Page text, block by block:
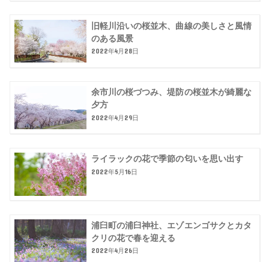
旧軽川沿いの桜並木、曲線の美しさと風情
のある風景
2022年4月28日
余市川の桜づつみ、堤防の桜並木が綺麗な
夕方
2022年4月29日
ライラックの花で季節の匂いを思い出す
2022年5月16日
浦臼町の浦臼神社、エゾエンゴサクとカタ
クリの花で春を迎える
2022年4月26日